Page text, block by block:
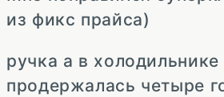
из фикс прайса)
ручка а в холодильнике
продержалась четыре